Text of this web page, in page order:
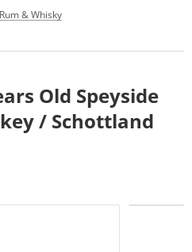
Rum & Whisky
Old Speyside
/ Schottland